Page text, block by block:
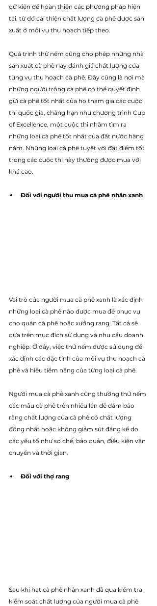
dữ kiện để hoàn thiện các phương pháp hiện
tại, từ đó cải thiện chất lượng cà phê được sản
xuất ở mỗi vụ thu hoạch tiếp theo.
Quá trình thử nếm cũng cho phép những nhà
sản xuất cà phê này đánh giá chất lượng của
từng vụ thu hoạch cà phê. Đây cũng là nơi mà
những người trồng cà phê có thể quyết định
gửi cà phê tốt nhất của họ tham gia các cuộc
thi quốc gia, chẳng hạn như chương trình Cup
of Excellence, một cuộc thi nhằm tìm ra
những loại cà phê tốt nhất của đất nước hàng
năm. Những loại cà phê tuyệt vời đạt điểm tốt
trong các cuộc thi này thường được mua với
khá cao.
Đối với người thu mua cà phê nhân xanh
Vai trò của người mua cà phê xanh là xác định
những loại cà phê nào được mua để phục vụ
cho quán cà phê hoặc xưởng rang. Tất cả sẽ
dựa trên mục đích sử dụng và nhu cầu doanh
nghiệp. Ở đây, việc thử nếm được sử dụng để
xác định các đặc tính của mỗi vụ thu hoạch cà
phê và hiểu tiềm năng của từng loại cà phê.
Người mua cà phê xanh cũng thường thử nếm
các mẫu cà phê trên nhiều lần để đảm bảo
rằng chất lượng của cà phê có chất lượng
đồng nhất hoặc không giảm sút đáng kể do
các yếu tố như sơ chế, bảo quản, điều kiện vận
chuyển và thời gian.
Đối với thợ rang
Sau khi hạt cà phê nhân xanh đã qua kiểm tra
kiểm soát chất lượng của người mua cà phê